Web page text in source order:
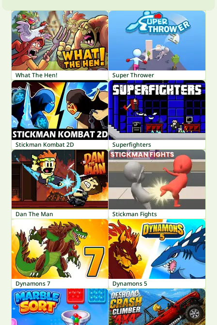
What The Hen! Super Thrower
Stickman Kombat 2D Superfighters
Dan The Man Stickman Fights
Dynamons 7 Dynamons 5